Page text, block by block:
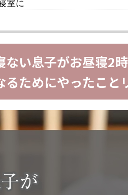
室に
ない息子がお昼寝2
るためにやったこと